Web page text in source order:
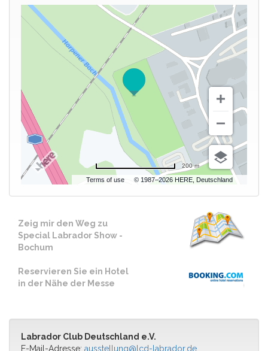
Terms of use © 1987–2026 HERE, Deutschland
200 m
Zeig mir den Weg zu
Special Labrador Show -
Bochum
Reservieren Sie ein Hotel
in der Nähe der Messe
Labrador Club Deutschland e.V.
E-Mail-Adresse: ausstellung@lcd-labrador.de